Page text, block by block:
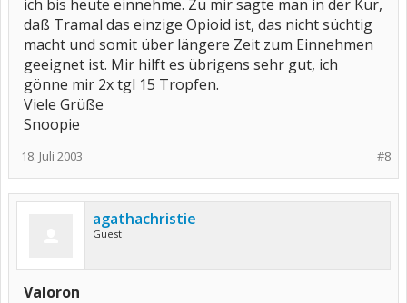
ich bis heute einnehme. Zu mir sagte man in der Kur,
daß Tramal das einzige Opioid ist, das nicht süchtig
macht und somit über längere Zeit zum Einnehmen
geeignet ist. Mir hilft es übrigens sehr gut, ich
gönne mir 2x tgl 15 Tropfen.
Viele Grüße
Snoopie
#8
18. Juli 2003
agathachristie
Guest
Valoron